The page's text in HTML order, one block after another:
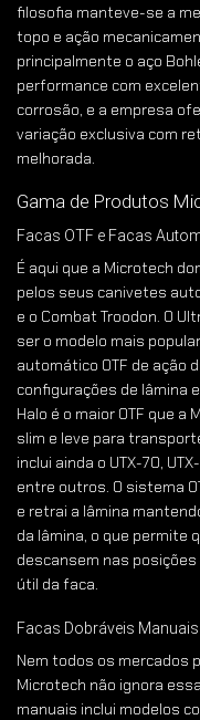
filosofia manteve-se a
topo e ação
principalmente o aço
performance com
corrosão, e a empresa
variação exclusiva com
melhorada.
Gama de Produtos
Facas OTF e Facas
É aqui que a Microtech
pelos seus canivetes
e o Combat Troodon. O
ser o modelo mais
automático OTF de ação
configurações de lâmina
Halo é o maior OTF que
slim e leve para
inclui ainda o UTX-70,
entre outros. O sistema
e retrai a lâmina
da lâmina, o que permite
descansem nas
útil da faca.
Facas Dobráveis Manuais
Nem todos os mercados
Microtech não ignora
manuais inclui modelos